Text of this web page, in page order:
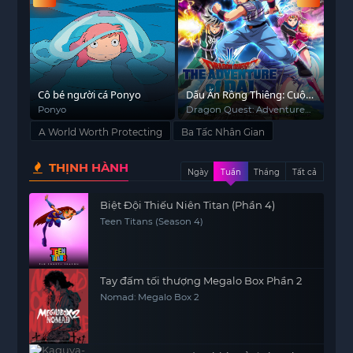
Cô bé người cá Ponyo
Ponyo
Dấu Ấn Rồng Thiêng: Cuộc
Phiêu Lưu Của Dai
Dragon Quest: Adventure
of Dai
A World Worth Protecting Ba Tấc Nhân Gian
THỊNH HÀNH Ngày Tuần Tháng Tất cả
Biệt Đội Thiếu Niên Titan (Phần 4)
Teen Titans (Season 4)
Tay đấm tối thượng Megalo Box Phần 2
Nomad: Megalo Box 2